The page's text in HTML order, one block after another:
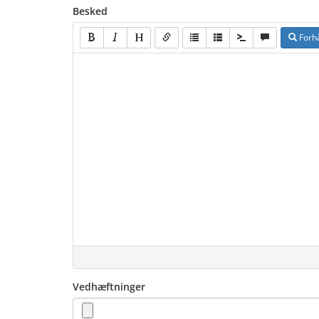
Besked
Vedhæftninger